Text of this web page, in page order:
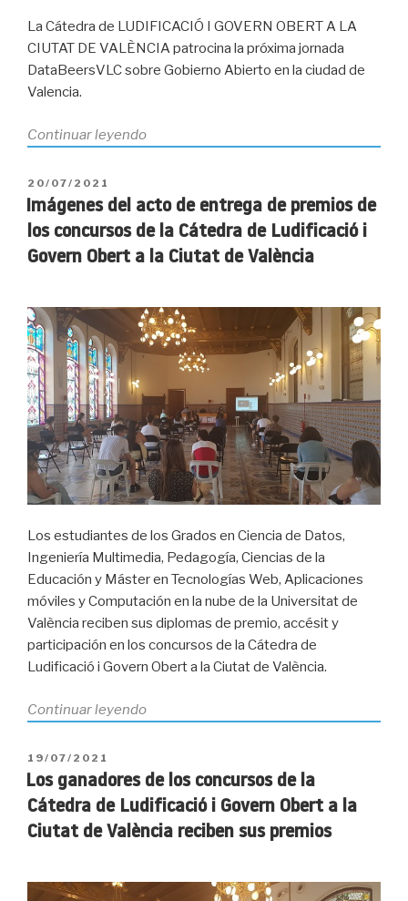
La Cátedra de LUDIFICACIÓ I GOVERN OBERT A LA
CIUTAT DE VALÈNCIA patrocina la próxima jornada
DataBeersVLC sobre Gobierno Abierto en la ciudad de
Valencia.
Continuar leyendo«Jornadas
Gobierno
Abierto
la
de
Valencia»
PUBLICADO
EL
20/07/2021
los concursos de la Cátedra de Ludificació i
Govern Obert a la Ciutat de València
Los estudiantes de los Grados en Ciencia de Datos,
Ingeniería Multimedia, Pedagogía, Ciencias de la
Educación y Máster en Tecnologías Web, Aplicaciones
móviles y Computación en la nube de la Universitat de
València reciben sus diplomas de premio, accésit y
participación en los concursos de la Cátedra de
Ludificació i Govern Obert a la Ciutat de València.
Continuar leyendo«Imágenes
de
entrega
premios
los
PUBLICADO
EL
19/07/2021
Los ganadores de los concursos de la
Cátedra de Ludificació i Govern Obert a la
Ciutat de València reciben sus premios